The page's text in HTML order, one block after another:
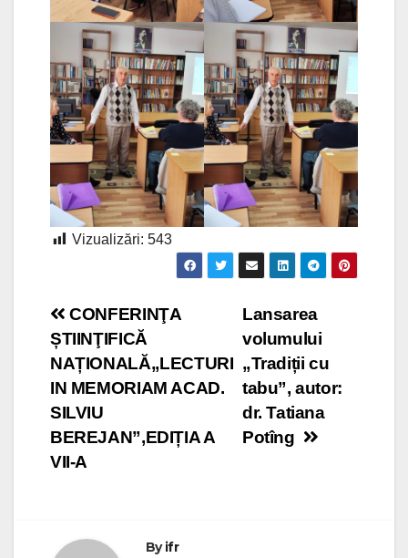
Vizualizări: 543
Navigare
în
articole
Lansarea
volumului
„Tradiții cu
tabu”, autor:
dr. Tatiana
Potîng
CONFERINŢA
ȘTIINŢIFICĂ
NAȚIONALĂ„LECTURI
IN MEMORIAM ACAD.
SILVIU
BEREJAN”,EDIȚIA A
VII-A
Byifr